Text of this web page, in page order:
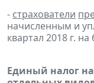
- страхователи
начисленным и
квартал 2018 г.
Единый налог